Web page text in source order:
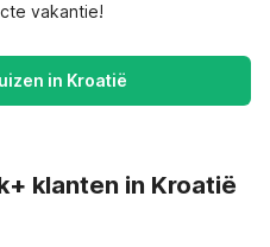
vakantie!
in Kroatië
klanten in Kroatië